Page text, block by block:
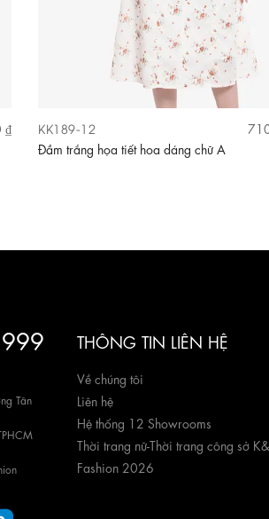
₫
KK189-12
Đầm trắng họa tiết hoa dáng chữ A
Tân
THÔNG TIN LIÊN HỆ
Về chúng tôi
Liên hệ
Hệ thống 12 Showrooms
Thời trang nữ-Thời trang công sở
Fashion 2026